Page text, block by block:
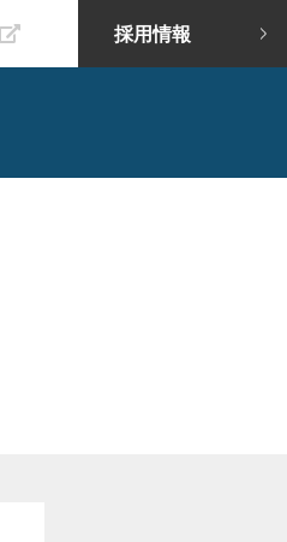
採用情報